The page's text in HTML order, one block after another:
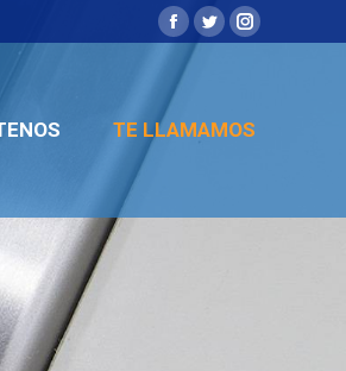
Facebook
TwitterInstagram
TE LLAMAMOS
TE LLAMAMOS